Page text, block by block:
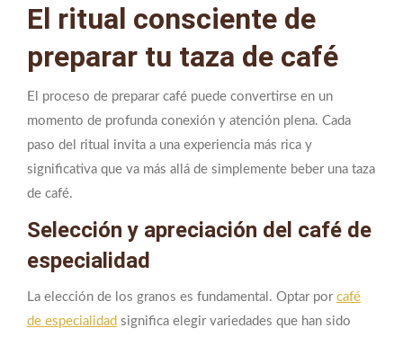
El ritual consciente de
preparar tu taza de café
El proceso de preparar café puede convertirse en un
momento de profunda conexión y atención plena. Cada
paso del ritual invita a una experiencia más rica y
significativa que va más allá de simplemente beber una taza
de café.
Selección y apreciación del café de
especialidad
La elección de los granos es fundamental. Optar por café
de especialidad significa elegir variedades que han sido